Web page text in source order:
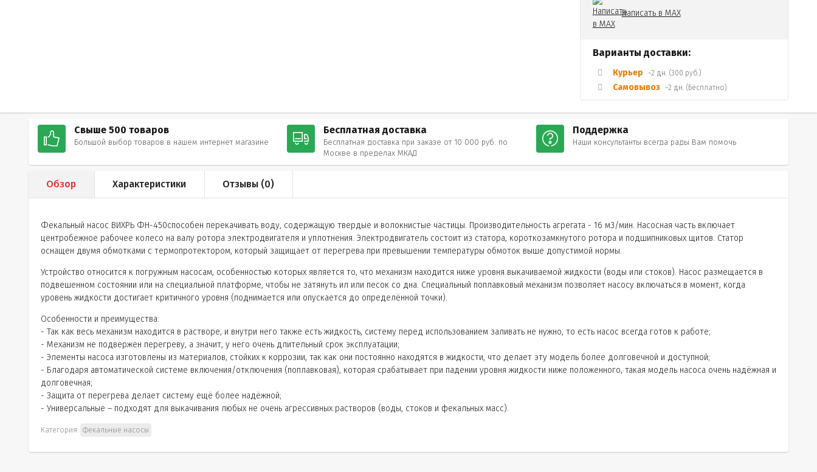
Написать в MAX
Варианты доставки:
Курьер ~2 дн. (300 руб.)
Самовывоз ~2 дн. (Бесплатно)
Свыше 500 товаров
Большой выбор товаров в нашем интернет магазине
Бесплатная доставка
Бесплатная доставка при заказе от 10 000 руб. по
Москве в пределах МКАД
Поддержка
Наши консультанты всегда рады Вам помочь
Обзор Характеристики Отзывы (0)
Фекальный насос ВИХРЬ ФН-450способен перекачивать воду, содержащую твердые и волокнистые частицы. Производительность агрегата - 16 м3/мин. Насосная часть включает
центробежное рабочее колесо на валу ротора электродвигателя и уплотнения. Электродвигатель состоит из статора, короткозамкнутого ротора и подшипниковых щитов. Статор
оснащен двумя обмотками с термопротектором, который защищает от перегрева при превышении температуры обмоток выше допустимой нормы.
Устройство относится к погружным насосам, особенностью которых является то, что механизм находится ниже уровня выкачиваемой жидкости (воды или стоков). Насос размещается в
подвешенном состоянии или на специальной платформе, чтобы не затянуть ил или песок со дна. Специальный поплавковый механизм позволяет насосу включаться в момент, когда
уровень жидкости достигает критичного уровня (поднимается или опускается до определённой точки).
Особенности и преимущества:
- Так как весь механизм находится в растворе, и внутри него также есть жидкость, систему перед использованием заливать не нужно, то есть насос всегда готов к работе;
- Механизм не подвержен перегреву, а значит, у него очень длительный срок эксплуатации;
- Элементы насоса изготовлены из материалов, стойких к коррозии, так как они постоянно находятся в жидкости, что делает эту модель более долговечной и доступной;
- Благодаря автоматической системе включения/отключения (поплавковая), которая срабатывает при падении уровня жидкости ниже положенного, такая модель насоса очень надёжная и
долговечная;
- Защита от перегрева делает систему ещё более надёжной;
- Универсальные – подходят для выкачивания любых не очень агрессивных растворов (воды, стоков и фекальных масс).
Категория: Фекальные насосы